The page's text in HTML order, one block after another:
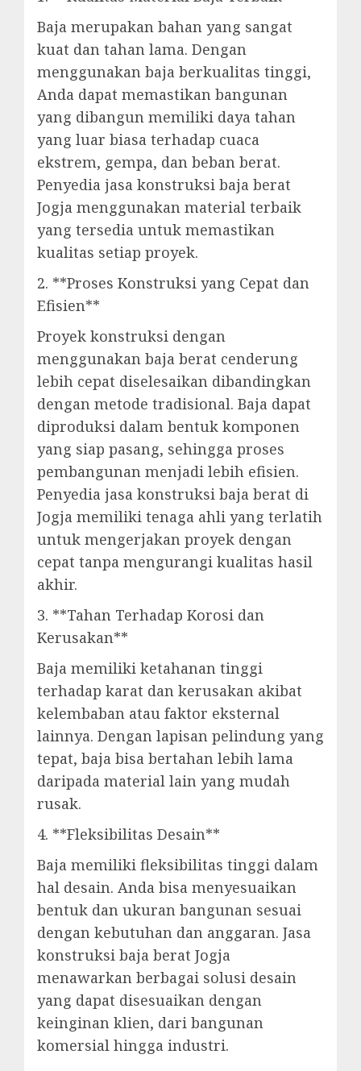
Baja merupakan bahan yang sangat
kuat dan tahan lama. Dengan
menggunakan baja berkualitas tinggi,
Anda dapat memastikan bangunan
yang dibangun memiliki daya tahan
yang luar biasa terhadap cuaca
ekstrem, gempa, dan beban berat.
Penyedia jasa konstruksi baja berat
Jogja menggunakan material terbaik
yang tersedia untuk memastikan
kualitas setiap proyek.
2. **Proses Konstruksi yang Cepat dan
Efisien**
Proyek konstruksi dengan
menggunakan baja berat cenderung
lebih cepat diselesaikan dibandingkan
dengan metode tradisional. Baja dapat
diproduksi dalam bentuk komponen
yang siap pasang, sehingga proses
pembangunan menjadi lebih efisien.
Penyedia jasa konstruksi baja berat di
Jogja memiliki tenaga ahli yang terlatih
untuk mengerjakan proyek dengan
cepat tanpa mengurangi kualitas hasil
akhir.
3. **Tahan Terhadap Korosi dan
Kerusakan**
Baja memiliki ketahanan tinggi
terhadap karat dan kerusakan akibat
kelembaban atau faktor eksternal
lainnya. Dengan lapisan pelindung yang
tepat, baja bisa bertahan lebih lama
daripada material lain yang mudah
rusak.
4. **Fleksibilitas Desain**
Baja memiliki fleksibilitas tinggi dalam
hal desain. Anda bisa menyesuaikan
bentuk dan ukuran bangunan sesuai
dengan kebutuhan dan anggaran. Jasa
konstruksi baja berat Jogja
menawarkan berbagai solusi desain
yang dapat disesuaikan dengan
keinginan klien, dari bangunan
komersial hingga industri.